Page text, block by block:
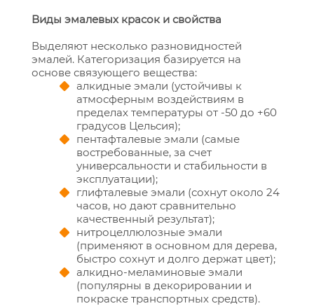
Виды эмалевых красок и свойства
Выделяют несколько разновидностей
эмалей. Категоризация базируется на
основе связующего вещества:
алкидные эмали (устойчивы к
атмосферным воздействиям в
пределах температуры от -50 до +60
градусов Цельсия);
пентафталевые эмали (самые
востребованные, за счет
универсальности и стабильности в
эксплуатации);
глифталевые эмали (сохнут около 24
часов, но дают сравнительно
качественный результат);
нитроцеллюлозные эмали
(применяют в основном для дерева,
быстро сохнут и долго держат цвет);
алкидно-меламиновые эмали
(популярны в декорировании и
покраске транспортных средств).